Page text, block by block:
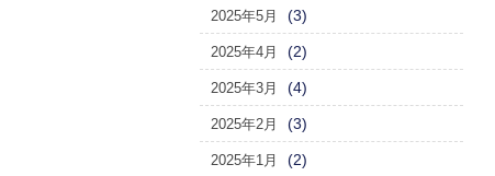
2025年5月 (3)
2025年4月 (2)
2025年3月 (4)
2025年2月 (3)
2025年1月 (2)